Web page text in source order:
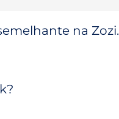
na Zozi.